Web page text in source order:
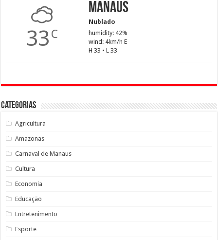
33 C
Manaus
Nublado
humidity: 42%
wind: 4km/h E
H 33 • L 33
Categorias
Agricultura
Amazonas
Carnaval de Manaus
Cultura
Economia
Educação
Entretenimento
Esporte